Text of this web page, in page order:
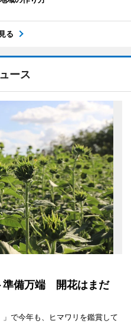
る
ース
準備万端 開花はまだ
で今年も、ヒマワリを鑑賞して